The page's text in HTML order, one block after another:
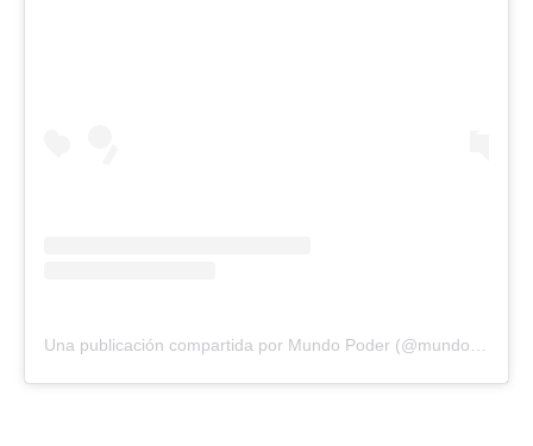
Una publicación compartida por Mundo Poder (@mundopoderoficial)